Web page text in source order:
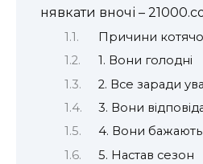
нявкати вночі –
Причини
1. Вони голодні ️
2. Все заради
3. Вони
4. Вони бажають
5. Настав сезон